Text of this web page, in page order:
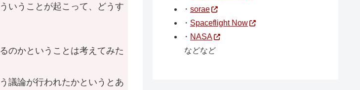
いうことが起こって、どうす
のかということは考えてみた
議論が行われたかというとあ
・ sorae
・ Spaceflight Now
・ NASA
などなど